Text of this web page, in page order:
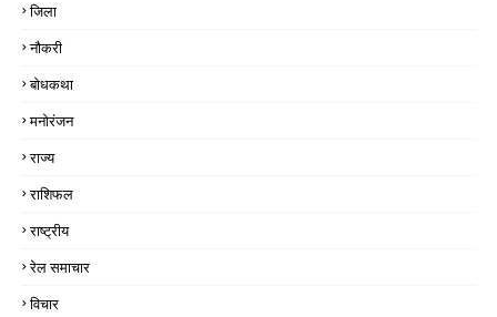
जिला
नौकरी
बोधकथा
मनोरंजन
राज्य
राशिफल
राष्ट्रीय
रेल समाचार
विचार